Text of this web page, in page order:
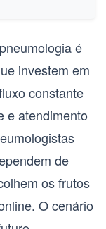
pneumologiaé
investem em
constante
e atendimento
de
os frutos
O cenário